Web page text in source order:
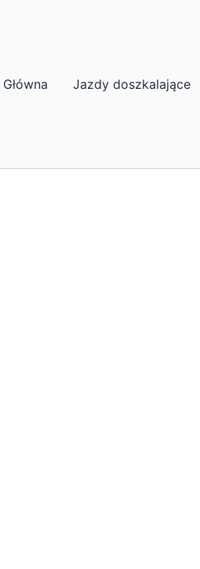
Główna Jazdy doszkalające